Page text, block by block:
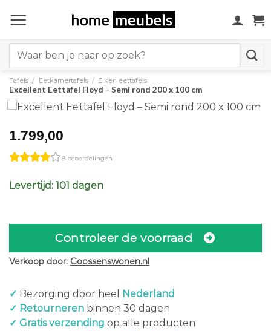
naar
for:
Tafels / Eetkamertafels / Eiken eettafels
Excellent Eettafel Floyd – Semi rond 200 x 100 cm
1.799,00
8 beoordelingen
Levertijd: 101 dagen
Controleer de voorraad
Verkoop door: Goossenswonen.nl
✓ Bezorging door heel
Nederland
✓ Retourneren binnen 30 dagen
✓ Gratis verzending op alle producten